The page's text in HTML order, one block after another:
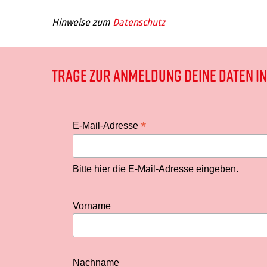
Hinweise zum Datenschutz
Trage zur Anmeldung deine Daten
E-Mail-Adresse*
Bitte hier die E-Mail-Adresse eingeben.
Vorname
Nachname